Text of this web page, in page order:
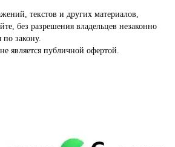
текстов и других материалов,
без разрешения владельцев незаконно
по закону.
является публичной офертой.